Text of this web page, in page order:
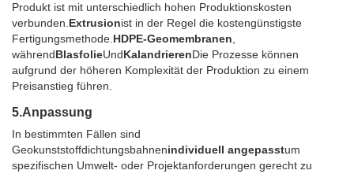
Produkt ist mit unterschiedlich hohen Produktionskosten
verbunden. Extrusionist in der Regel die kostengünstigste
Fertigungsmethode. HDPE-Geomembranen
währendBlasfolieUndKalandrierenDie Prozesse können
aufgrund der höheren Komplexität der Produktion zu einem
Preisanstieg führen.
5.Anpassung
In bestimmten Fällen sind
Geokunststoffdichtungsbahnenindividuell angepasstum
spezifischen Umwelt- oder Projektanforderungen gerecht zu